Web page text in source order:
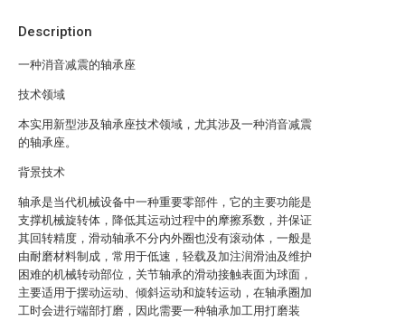
Description
一种消音减震的轴承座
技术领域
本实用新型涉及轴承座技术领域，尤其涉及一种消音减震
的轴承座。
背景技术
轴承是当代机械设备中一种重要零部件，它的主要功能是
支撑机械旋转体，降低其运动过程中的摩擦系数，并保证
其回转精度，滑动轴承不分内外圈也没有滚动体，一般是
由耐磨材料制成，常用于低速，轻载及加注润滑油及维护
困难的机械转动部位，关节轴承的滑动接触表面为球面，
主要适用于摆动运动、倾斜运动和旋转运动，在轴承圈加
工时会进行端部打磨，因此需要一种轴承加工用打磨装